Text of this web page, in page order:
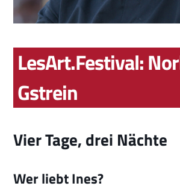
LesArt.Festival:
Gstrein
Vier Tage, drei Nächte
Wer liebt Ines?